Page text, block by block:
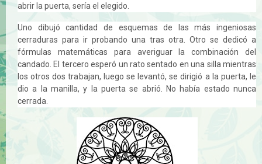
abrir la puerta, sería el elegido.
Uno dibujó cantidad de esquemas de las más ingeniosas
cerraduras para ir probando una tras otra. Otro se dedicó a
fórmulas matemáticas para averiguar la combinación del
candado. El tercero esperó un rato sentado en una silla mientras
los otros dos trabajan, luego se levantó, se dirigió a la puerta, le
dio a la manilla, y la puerta se abrió. No había estado nunca
cerrada.